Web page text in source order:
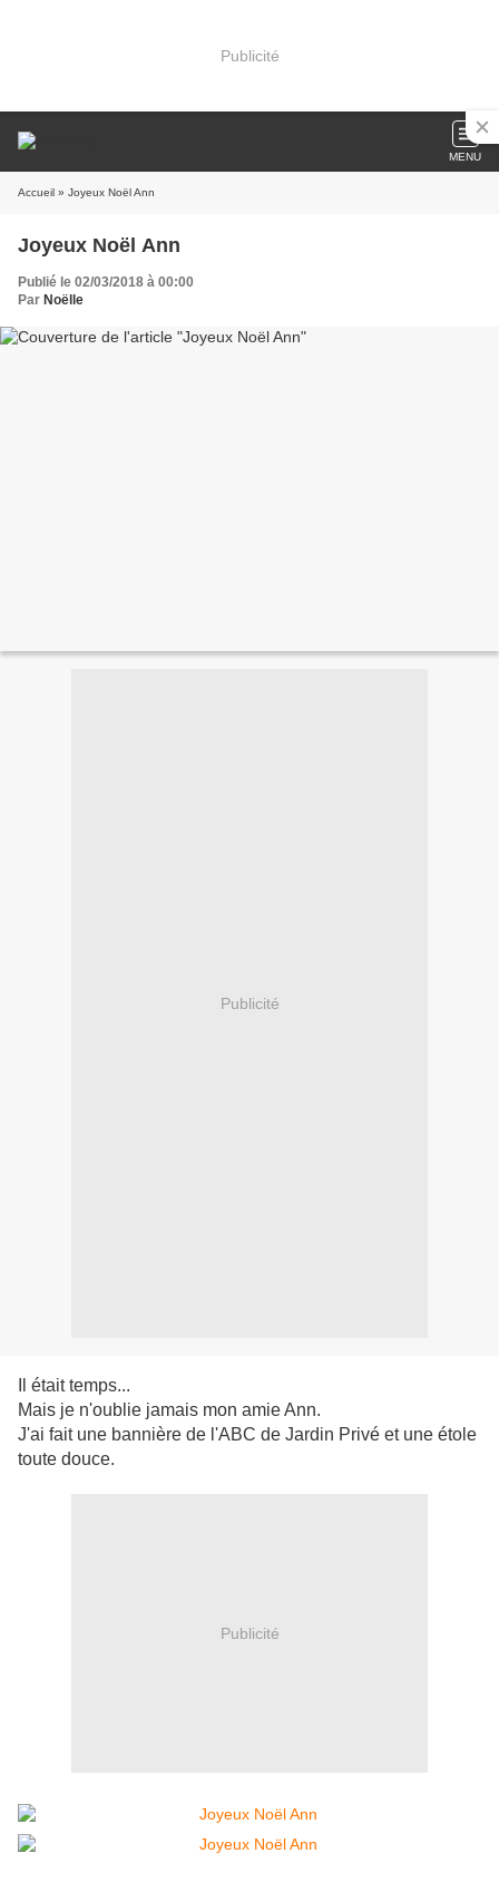
Publicité
MENU
Accueil » Joyeux Noël Ann
Joyeux Noël Ann
Publié le 02/03/2018 à 00:00
Par Noëlle
Publicité
Il était temps...
Mais je n'oublie jamais mon amie Ann.
J'ai fait une bannière de l'ABC de Jardin Privé et une étole
toute douce.
Publicité